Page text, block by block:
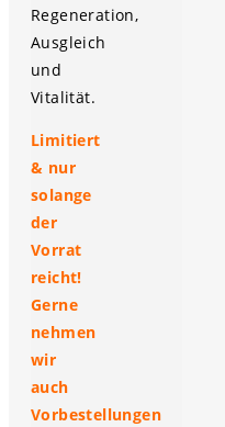
Regeneration,
Ausgleich
und
Vitalität.
Limitiert
& nur
solange
der
Vorrat
reicht!
Gerne
nehmen
wir
auch
Vorbestellungen